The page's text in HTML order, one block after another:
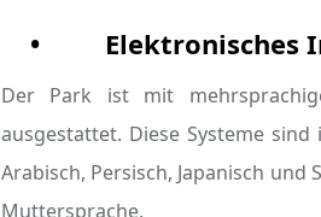
• Elektronisches
Der Park ist mit
ausgestattet. Diese Systeme sind
Arabisch, Persisch, Japanisch
Muttersprache.